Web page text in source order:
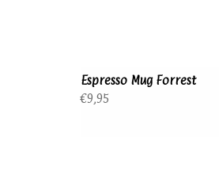
Espresso Mug Forrest
€9,95